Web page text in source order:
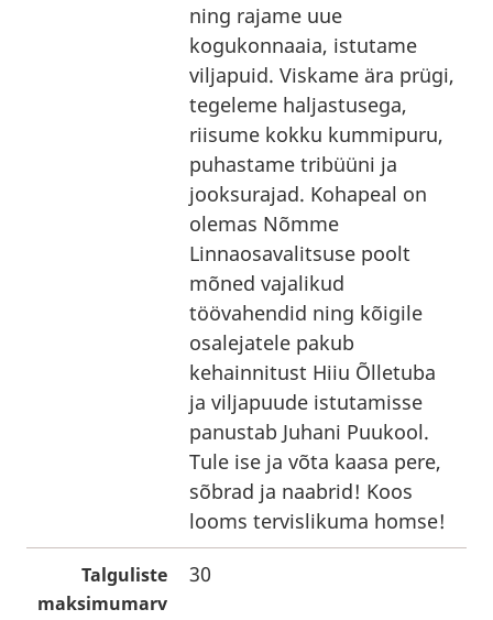
ning rajame uue
kogukonnaaia, istutame
viljapuid. Viskame ära prügi,
tegeleme haljastusega,
riisume kokku kummipuru,
puhastame tribüüni ja
jooksurajad. Kohapeal on
olemas Nõmme
Linnaosavalitsuse poolt
mõned vajalikud
töövahendid ning kõigile
osalejatele pakub
kehainnitust Hiiu Õlletuba
ja viljapuude istutamisse
panustab Juhani Puukool.
Tule ise ja võta kaasa pere,
sõbrad ja naabrid! Koos
looms tervislikuma homse!
Talguliste
maksimumarv
30